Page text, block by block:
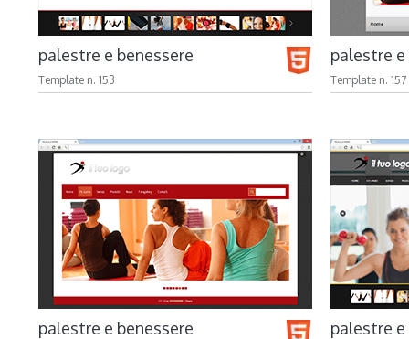
palestre e benessere
Template n. 153
palestre e
Template n. 157
palestre e benessere palestre e